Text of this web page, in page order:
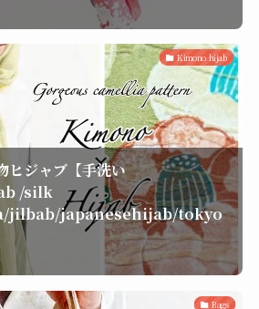
Kimono hijab
ヒジャブ【手洗い
/silk
jilbab/japanesehijab/tokyo
Bags